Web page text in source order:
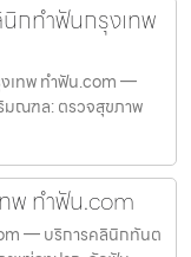
กทำฟันกรุงเทพ
เทพ ทำฟัน.com —
มณฑล: ตรวจสุขภาพ
พ ทำฟัน.com
— บริการคลินิกทันต